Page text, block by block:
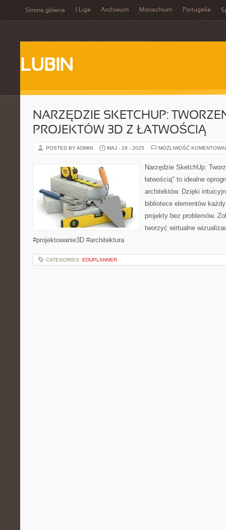
Strona główna 1 Liga Archiwum Monachium Portugalia
LUBIN
NARZĘDZIE SKETCHUP:
PROJEKTÓW 3D Z ŁATWOŚCIĄ
POSTED BY ADMIN MAJ - 29 - 2025 MOŻLIWOŚĆ
Narzędzie SketchUp:
łatwością" to idealne
architektów. Dzięki
bibliotece elementów
projekty bez problemów.
tworzyć wirtualne
#projektowanie3D #architektura
CATEGORIES: EDUPLANNER